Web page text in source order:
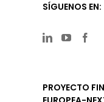
SÍGUENOS EN:
PROYECTO